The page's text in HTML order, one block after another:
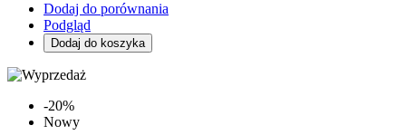
Dodaj do porównania
Podgląd
Dodaj do koszyka
-20%
Nowy